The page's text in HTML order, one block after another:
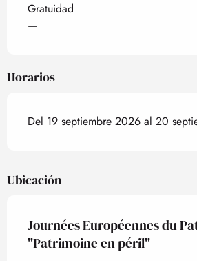
Gratuidad
—
Horarios
Del 19 septiembre 2026 al 20
Ubicación
Journées Européennes du
"Patrimoine en péril"